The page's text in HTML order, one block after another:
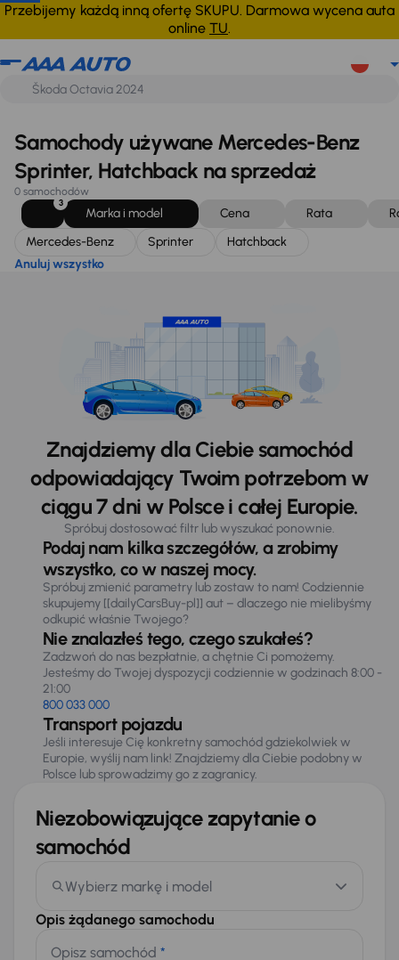
Przebijemy każdą inną ofertę SKUPU. Darmowa wycena auta
online TU.
Mercedes-Benz Sprinter Hatchback Anuluj wszystko
Samochody używane Mercedes-Benz
Sprinter, Hatchback na sprzedaż
0 samochodów
3
Marka i model Cena Rata
Mercedes-Benz
Sprinter
Hatchback
Anuluj wszystko
Znajdziemy dla Ciebie samochód
odpowiadający Twoim potrzebom w
ciągu 7 dni w Polsce i całej Europie.
Spróbuj dostosować filtr lub wyszukać ponownie.
Podaj nam kilka szczegółów, a zrobimy
wszystko, co w naszej mocy.
Spróbuj zmienić parametry lub zostaw to nam! Codziennie
skupujemy [[dailyCarsBuy-pl]] aut – dlaczego nie mielibyśmy
odkupić właśnie Twojego?
Nie znalazłeś tego, czego szukałeś?
Zadzwoń do nas bezpłatnie, a chętnie Ci pomożemy.
Jesteśmy do Twojej dyspozycji codziennie w godzinach 8:00 -
21:00
800 033 000
Transport pojazdu
Jeśli interesuje Cię konkretny samochód gdziekolwiek w
Europie, wyślij nam link! Znajdziemy dla Ciebie podobny w
Polsce lub sprowadzimy go z zagranicy.
Niezobowiązujące zapytanie o
samochód
Wybierz markę i model
Opis żądanego samochodu
Opisz samochód *